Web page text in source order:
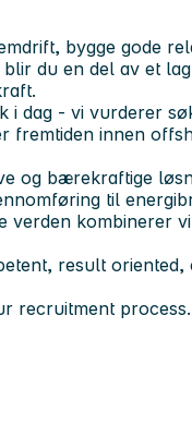
bygge gode
du en del av et
i dag - vi vurderer
fremtiden innen
og bærekraftige
til
verden kombinerer
result oriented,
recruitment process.